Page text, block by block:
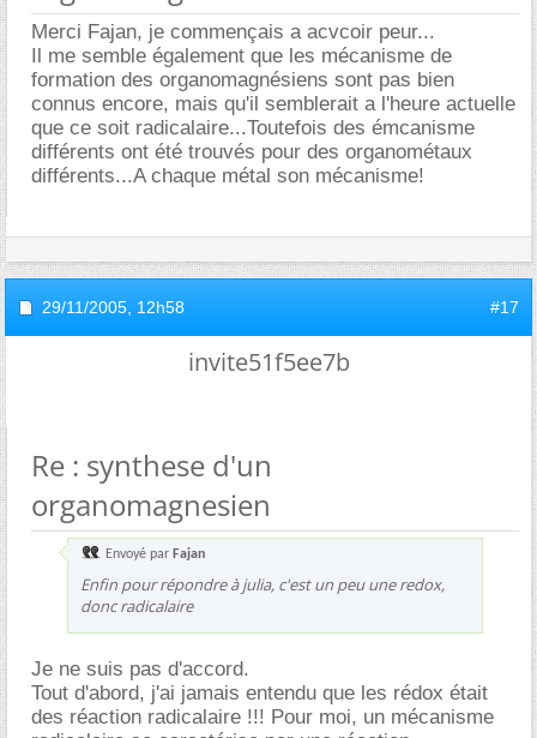
Merci Fajan, je commençais a acvcoir peur...
Il me semble également que les mécanisme de
formation des organomagnésiens sont pas bien
connus encore, mais qu'il semblerait a l'heure actuelle
que ce soit radicalaire...Toutefois des émcanisme
différents ont été trouvés pour des organométaux
différents...A chaque métal son mécanisme!
29/11/2005, 12h58 #17
invite51f5ee7b
Re : synthese d'un
organomagnesien
Envoyé par Fajan
Enfin pour répondre à julia, c'est un peu une redox,
donc radicalaire
Je ne suis pas d'accord.
Tout d'abord, j'ai jamais entendu que les rédox était
des réaction radicalaire !!! Pour moi, un mécanisme